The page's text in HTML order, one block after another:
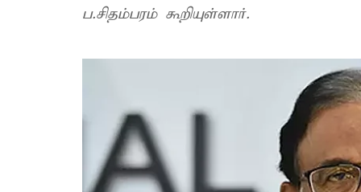
ப.சிதம்பரம் கூறியுள்ளார்.